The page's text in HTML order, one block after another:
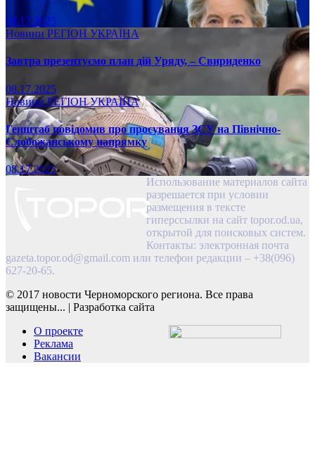
08.17.2025
Новини РЕГІОН УКРАЇНА
Завтра презентуємо план дій Уряду, – Свириденко
08.17.2025
НовиниРЕГІОНУКРАЇНА
Генштаб повідомив про просування ЗСУ на Північно-
Слобожанському напрямку
08.17.2025
Использование материалов сайта
разрешается при условии
размещения в тексте
гиперссылки на сайт topor.od.ua,
открытой для поисковых систем.
Контакты: электронная почта
gazeta.topor.od@gmail.com или телефон редакции – +38(096)
627-20-65.
© 2017 новости Черноморского региона. Все права
защищены... | Разработка сайта
О проекте
Реклама
Вакансии